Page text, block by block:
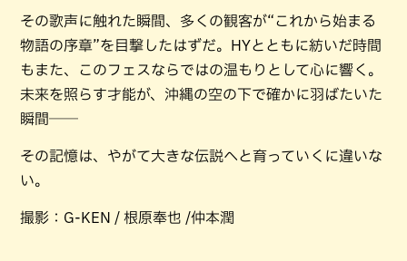
その歌声に触れた瞬間、多くの観客が“これから始まる
物語の序章”を目撃したはずだ。HYとともに紡いだ時間
もまた、このフェスならではの温もりとして心に響く。
未来を照らす才能が、沖縄の空の下で確かに羽ばたいた
瞬間──
その記憶は、やがて大きな伝説へと育っていくに違いな
い。
撮影：G-KEN / 根原奉也 /仲本潤